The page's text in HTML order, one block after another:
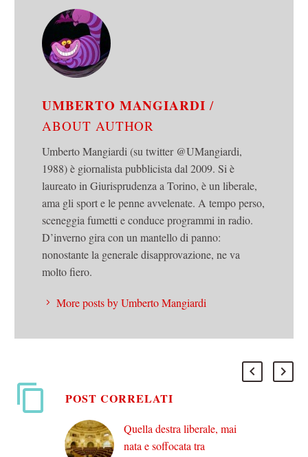
UMBERTO MANGIARDI/
ABOUT AUTHOR
Umberto Mangiardi (su twitter @UMangiardi,
1988) è giornalista pubblicista dal 2009. Si è
laureato in Giurisprudenza a Torino, è un liberale,
ama gli sport e le penne avvelenate. A tempo perso,
sceneggia fumetti e conduce programmi in radio.
D’inverno gira con un mantello di panno:
nonostante la generale disapprovazione, ne va
molto fiero.
More posts by Umberto Mangiardi
POST CORRELATI
Quella destra liberale, mai
nata e soffocata tra